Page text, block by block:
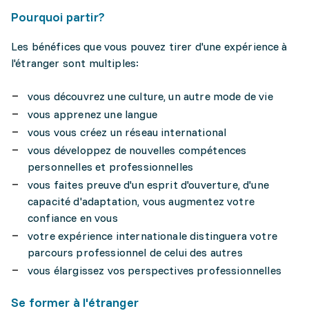
Pourquoi partir?
Les bénéfices que vous pouvez tirer d'une expérience à
l'étranger sont multiples:
vous découvrez une culture, un autre mode de vie
vous apprenez une langue
vous vous créez un réseau international
vous développez de nouvelles compétences
personnelles et professionnelles
vous faites preuve d'un esprit d'ouverture, d'une
capacité d'adaptation, vous augmentez votre
confiance en vous
votre expérience internationale distinguera votre
parcours professionnel de celui des autres
vous élargissez vos perspectives professionnelles
Se former à l'étranger